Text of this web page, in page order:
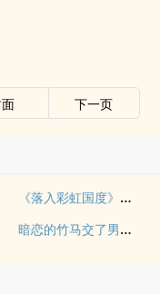
下一页
《落入彩虹国度》穿越+西幻+言情
暗恋的竹马交了男朋友（bg，弯掰直，1v2）